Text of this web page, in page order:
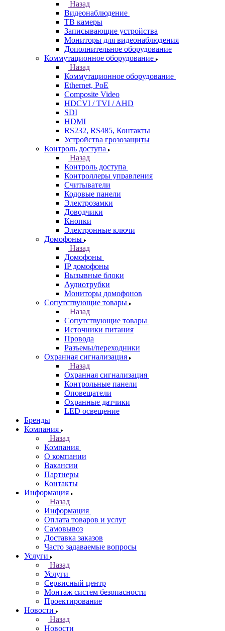
Назад
Видеонаблюдение
ТВ камеры
Записывающие устройства
Мониторы для видеонаблюдения
Дополнительное оборудование
Коммутационное оборудование
Назад
Коммутационное оборудование
Ethernet, PoE
Composite Video
HDCVI / TVI / AHD
SDI
HDMI
RS232, RS485, Контакты
Устройства грозозащиты
Контроль доступа
Назад
Контроль доступа
Контроллеры управления
Считыватели
Кодовые панели
Электрозамки
Доводчики
Кнопки
Электронные ключи
Домофоны
Назад
Домофоны
IP домофоны
Вызывные блоки
Аудиотрубки
Мониторы домофонов
Сопутствующие товары
Назад
Сопутствующие товары
Источники питания
Провода
Разъемы/переходники
Охранная сигнализация
Назад
Охранная сигнализация
Контрольные панели
Оповещатели
Охранные датчики
LED освещение
Бренды
Компания
Назад
Компания
О компании
Вакансии
Партнеры
Контакты
Информация
Назад
Информация
Оплата товаров и услуг
Самовывоз
Доставка заказов
Часто задаваемые вопросы
Услуги
Назад
Услуги
Сервисный центр
Монтаж систем безопасности
Проектирование
Новости
Назад
Новости